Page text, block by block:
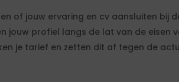
of jouw ervaring en cv aansluiten bij
jouw profiel langs de lat van de eisen
je tarief en zetten dit af tegen de